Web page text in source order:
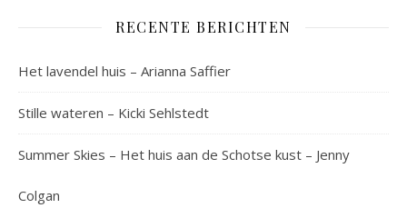
RECENTE BERICHTEN
Het lavendel huis – Arianna Saffier
Stille wateren – Kicki Sehlstedt
Summer Skies – Het huis aan de Schotse kust – Jenny
Colgan